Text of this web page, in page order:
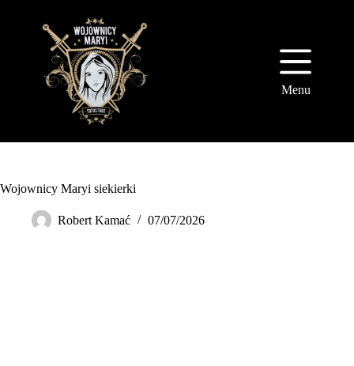
Menu
Wojownicy Maryi siekierki
Robert Kamać 07/07/2026